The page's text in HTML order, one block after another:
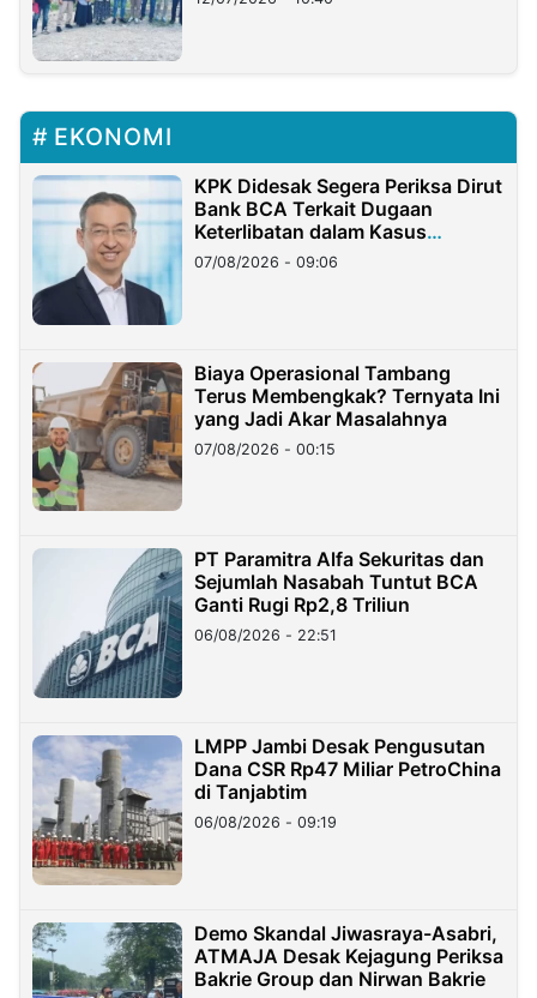
EKONOMI
KPK Didesak Segera Periksa Dirut
Bank BCA Terkait Dugaan
Keterlibatan dalam Kasus
Hilangnya Dana Nasabah Rp2,58
Miliar
07/08/2026 - 09:06
Biaya Operasional Tambang
Terus Membengkak? Ternyata Ini
yang Jadi Akar Masalahnya
07/08/2026 - 00:15
PT Paramitra Alfa Sekuritas dan
Sejumlah Nasabah Tuntut BCA
Ganti Rugi Rp2,8 Triliun
06/08/2026 - 22:51
LMPP Jambi Desak Pengusutan
Dana CSR Rp47 Miliar PetroChina
di Tanjabtim
06/08/2026 - 09:19
Demo Skandal Jiwasraya-Asabri,
ATMAJA Desak Kejagung Periksa
Bakrie Group dan Nirwan Bakrie